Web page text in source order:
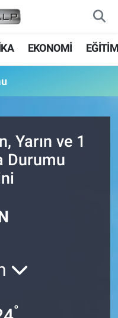
EKONOMİ
Yarın ve 1
Durumu
°
Fikstür